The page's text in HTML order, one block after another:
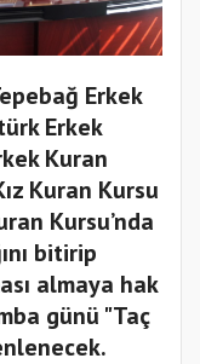
Erkek
Erkek
Kuran
Kuran Kursu
Kursu’nda
bitirip
almaya hak
günü "Taç